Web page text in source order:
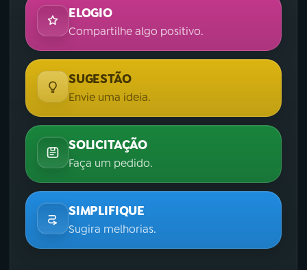
ELOGIO
Compartilhe algo positivo.
SUGESTÃO
Envie uma ideia.
SOLICITAÇÃO
Faça um pedido.
SIMPLIFIQUE
Sugira melhorias.